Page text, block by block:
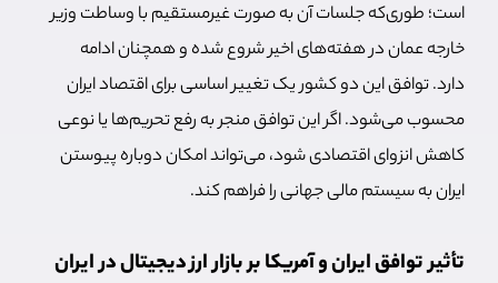
است؛ طوری‌که جلسات آن به صورت غیرمستقیم با وساطت وزیر
خارجه عمان در هفته‌های اخیر شروع شده و همچنان ادامه
دارد. توافق این دو کشور یک تغییر اساسی برای اقتصاد ایران
محسوب می‌شود. اگر این توافق منجر به رفع تحریم‌ها یا نوعی
کاهش انزوای اقتصادی شود، می‌تواند امکان دوباره پیوستن
ایران به سیستم مالی جهانی را فراهم کند.
تأثیر توافق ایران و آمریکا بر بازار ارز دیجیتال در ایران